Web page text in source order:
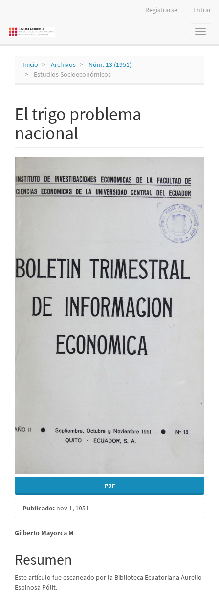
principal
Registrarse Entrar
Toggle
Inicio Archivos
Núm. 13 (1951)
Estudios Socioeconómicos
El trigo problema
nacional
Barra
lateral
del
PDF
Publicado: nov 1, 1951
Contenido
principal
del
artículo
Gilberto Mayorca M
Resumen
Este artículo fue escaneado por la Biblioteca Ecuatoriana Aurelio
Espinosa Pólit.